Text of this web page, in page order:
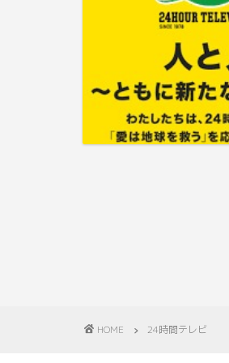
HOME 24時間テレビ